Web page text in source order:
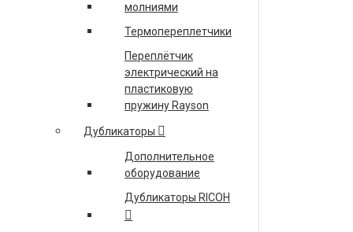
C13T00Q140 КОНТЕЙНЕР Q140 С ЧЕРНЫМИ
ЧЕРНИЛАМИ EPSON ДЛЯ L7160/L7180
C13T596100 КАРТРИДЖ ЧЕРНЫЙ ДЛЯ EPSON SP
7900 PHOTO BLACK
C13T596200 КАРТРИДЖ ГОЛУБОЙ ДЛЯ EPSON SP
ПОДРОБНЕЕ
молниями
Термопереплетчики
Переплётчик
электрический на
пластиковую
пружину Rayson
Дубликаторы
Дополнительное
оборудование
Дубликаторы RICOH